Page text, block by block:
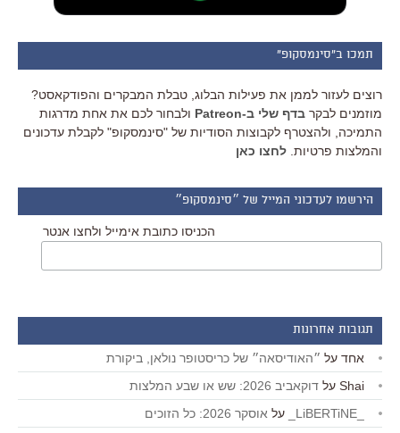
תמכו ב"סינמסקופ"
רוצים לעזור לממן את פעילות הבלוג, טבלת המבקרים והפודקאסט?
מוזמנים לבקר בדף שלי ב-Patreon
ולבחור לכם את אחת מדרגות
התמיכה, ולהצטרף לקבוצות הסודיות של "סינמסקופ" לקבלת עדכונים
והמלצות פרטיות. לחצו כאן
הירשמו לעדכוני המייל של ״סינמסקופ״
הכניסו כתובת אימייל ולחצו אנטר
תגובות אחרונות
אחד על ״האודיסאה״ של כריסטופר נולאן, ביקורת
Shai על דוקאביב 2026: שש או שבע המלצות
על אוסקר 2026: כל הזוכים